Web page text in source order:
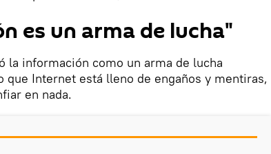
es un arma de lucha"
la información como un arma de lucha
que Internet está lleno de engaños y mentiras,
en nada.